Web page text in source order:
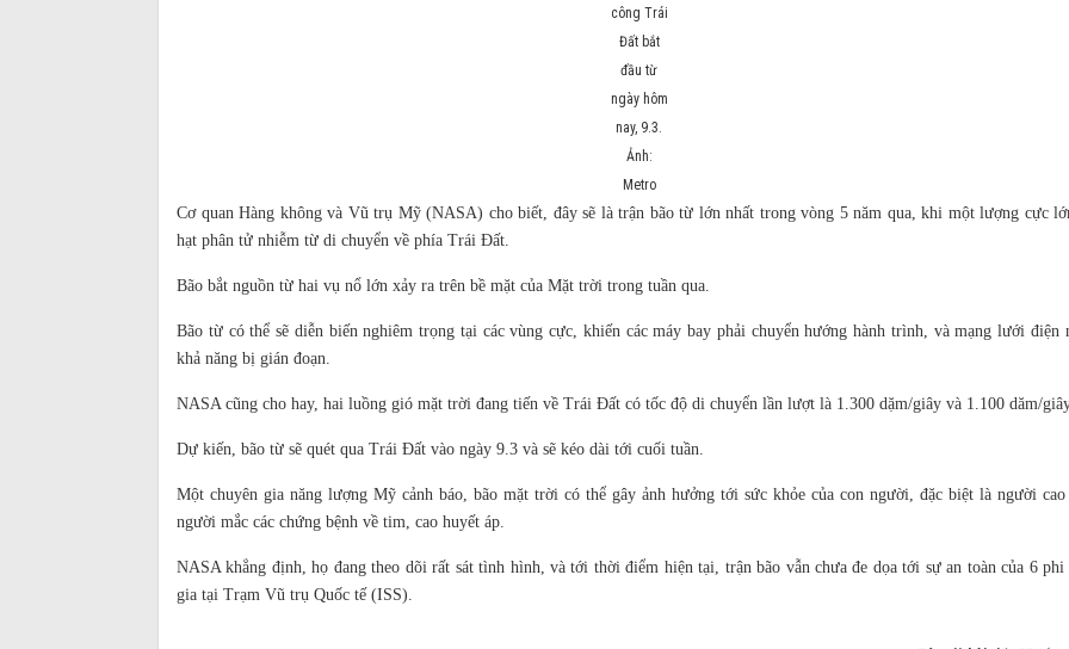
công Trái
Đất bắt
đầu từ
ngày hôm
nay, 9.3.
Ảnh:
Metro
Cơ quan Hàng không và Vũ trụ Mỹ (NASA) cho biết, đây sẽ là trận bão từ lớn nhất trong vòng 5 năm qua, khi một lượng cực
hạt phân tử nhiễm từ di chuyển về phía Trái Đất.
Bão bắt nguồn từ hai vụ nổ lớn xảy ra trên bề mặt của Mặt trời trong tuần qua.
Bão từ có thể sẽ diễn biến nghiêm trọng tại các vùng cực, khiến các máy bay phải chuyển hướng hành trình, và mạng lưới điện
khả năng bị gián đoạn.
NASA cũng cho hay, hai luồng gió mặt trời đang tiến về Trái Đất có tốc độ di chuyển lần lượt là 1.300 dặm/giây và 1.100 dăm/
Dự kiến, bão từ sẽ quét qua Trái Đất vào ngày 9.3 và sẽ kéo dài tới cuối tuần.
Một chuyên gia năng lượng Mỹ cảnh báo, bão mặt trời có thể gây ảnh hưởng tới sức khỏe của con người, đặc biệt là người
người mắc các chứng bệnh về tim, cao huyết áp.
NASA khẳng định, họ đang theo dõi rất sát tình hình, và tới thời điểm hiện tại, trận bão vẫn chưa đe dọa tới sự an toàn của 6 phi
gia tại Trạm Vũ trụ Quốc tế (ISS).